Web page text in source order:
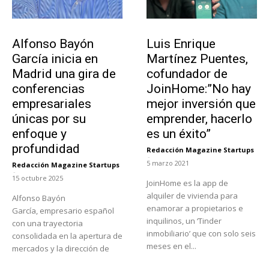
Alfonso Bayón
García inicia en
Madrid una gira de
conferencias
empresariales
únicas por su
enfoque y
profundidad
Redacción Magazine Startups
-
15 octubre 2025
Alfonso Bayón
García, empresario español
con una trayectoria
consolidada en la apertura de
mercados y la dirección de
Luis Enrique
Martínez Puentes,
cofundador de
JoinHome:”No hay
mejor inversión que
emprender, hacerlo
es un éxito”
Redacción Magazine Startups
-
5 marzo 2021
JoinHome es la app de
alquiler de vivienda para
enamorar a propietarios e
inquilinos, un ‘Tinder
inmobiliario’ que con solo seis
meses en el...